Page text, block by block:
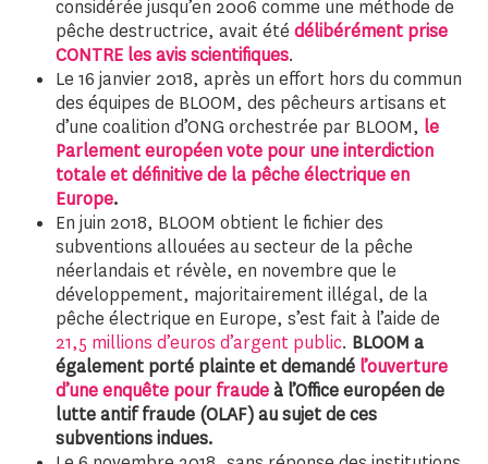
considérée jusqu’en 2006 comme une méthode de
pêche destructrice, avait été délibérément prise
CONTRE les avis scientifiques.
Le 16 janvier 2018, après un effort hors du commun
des équipes de BLOOM, des pêcheurs artisans et
d’une coalition d’ONG orchestrée par BLOOM, le
Parlement européen vote pour une interdiction
totale et définitive de la pêche électrique en
Europe.
En juin 2018, BLOOM obtient le fichier des
subventions allouées au secteur de la pêche
néerlandais et révèle, en novembre que le
développement, majoritairement illégal, de la
pêche électrique en Europe, s’est fait à l’aide de
21,5 millions d’euros d’argent public. BLOOM a
également porté plainte et demandé l’ouverture
d’une enquête pour fraudeà l’Office européen de
lutte antif fraude (OLAF) au sujet de ces
subventions indues.